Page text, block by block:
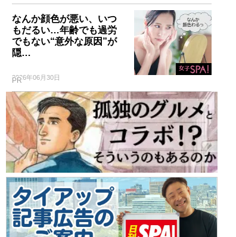
なんか顔色が悪い、いつ
もだるい…年齢でも過労
でもない“意外な原因”が
隠…
2026年06月30日
PR